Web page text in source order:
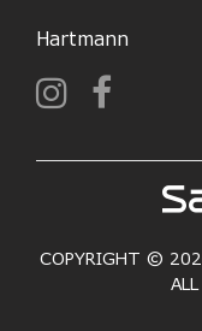
Hartmann
COPYRIGHT ©